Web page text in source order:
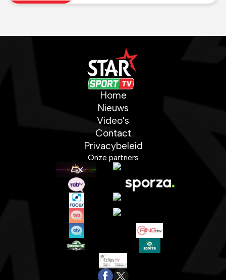
Home
Nieuws
Video's
Contact
Privacybeleid
Onze partners